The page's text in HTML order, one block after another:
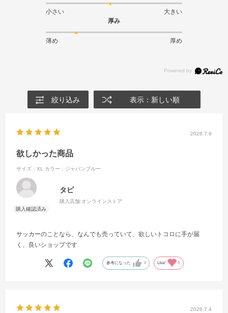
小さい
大きい
厚み
薄め 厚め
絞り込み 表示：新しい順
2026.7.9
欲しかった商品
サイズ：XL カラー：ジャパンブルー
タピ
購入店舗:オンラインストア
サッカーのことなら、なんでも売っていて、欲しいトコロに手が届
く、良いショップです
参考になった 0 Like! 0
2026.7.4